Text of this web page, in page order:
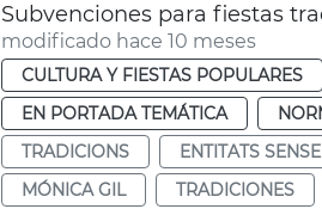
Subvenciones para fiestas
modificado hace 10 meses
CULTURA Y FIESTAS POPULARES
EN PORTADA TEMÁTICA
TRADICIONS
ENTITATS
MÓNICA GIL
TRADICIONES